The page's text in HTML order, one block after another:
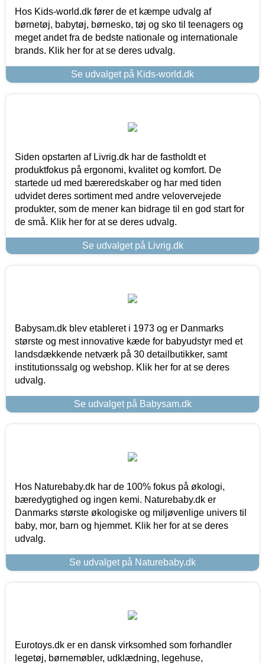
Hos Kids-world.dk fører de et kæmpe udvalg af
børnetøj, babytøj, børnesko, tøj og sko til teenagers og
meget andet fra de bedste nationale og internationale
brands. Klik her for at se deres udvalg.
Se udvalget på Kids-world.dk
Siden opstarten af Livrig.dk har de fastholdt et
produktfokus på ergonomi, kvalitet og komfort. De
startede ud med bæreredskaber og har med tiden
udvidet deres sortiment med andre velovervejede
produkter, som de mener kan bidrage til en god start for
de små. Klik her for at se deres udvalg.
Se udvalget på Livrig.dk
Babysam.dk blev etableret i 1973 og er Danmarks
største og mest innovative kæde for babyudstyr med et
landsdækkende netværk på 30 detailbutikker, samt
institutionssalg og webshop. Klik her for at se deres
udvalg.
Se udvalget på Babysam.dk
Hos Naturebaby.dk har de 100% fokus på økologi,
bæredygtighed og ingen kemi. Naturebaby.dk er
Danmarks største økologiske og miljøvenlige univers til
baby, mor, barn og hjemmet. Klik her for at se deres
udvalg.
Se udvalget på Naturebaby.dk
Eurotoys.dk er en dansk virksomhed som forhandler
legetøj, børnemøbler, udklædning, legehuse,